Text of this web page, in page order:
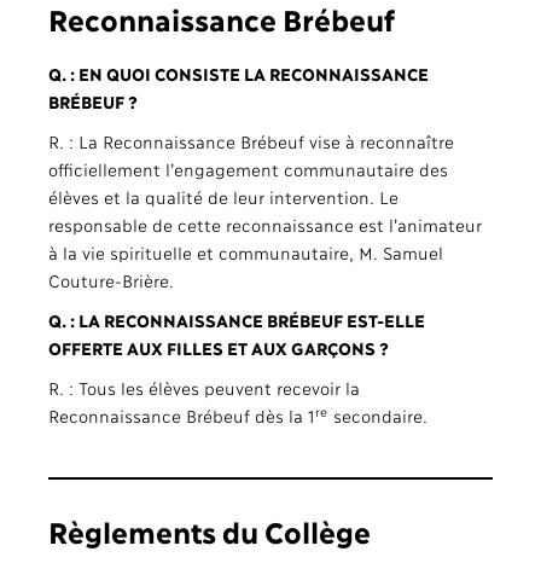
Reconnaissance Brébeuf
Q. : EN QUOI CONSISTE LA RECONNAISSANCE
BRÉBEUF ?
R. : La Reconnaissance Brébeuf vise à reconnaître
officiellement l’engagement communautaire des
élèves et la qualité de leur intervention. Le
responsable de cette reconnaissance est l’animateur
à la vie spirituelle et communautaire, M. Samuel
Couture-Brière.
Q. : LA RECONNAISSANCE BRÉBEUF EST-ELLE
OFFERTE AUX FILLES ET AUX GARÇONS ?
R. : Tous les élèves peuvent recevoir la
Reconnaissance Brébeuf dès la 1 re secondaire.
Règlements du Collège